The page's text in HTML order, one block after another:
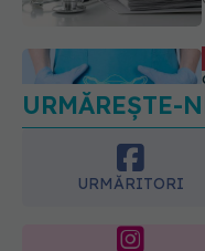
URMĂREȘTE-
URMĂRITORI
URMĂRITORI